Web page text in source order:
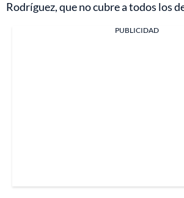
Rodríguez, que no cubre a todos los
PUBLICIDAD